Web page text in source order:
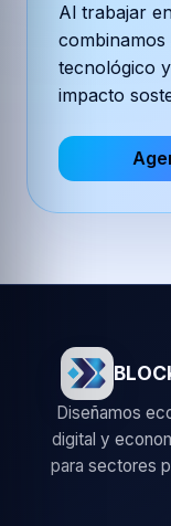
Al trabajar
tecnológico
impacto
Diseñamos
digital y
para sectores